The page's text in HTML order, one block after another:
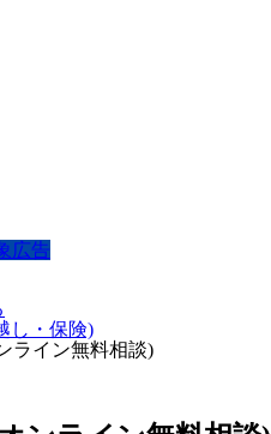
広告
し・保険)
ライン無料相談)